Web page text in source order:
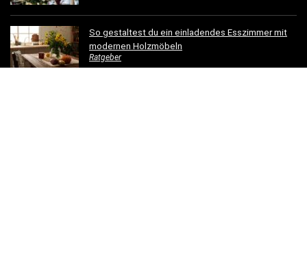
So gestaltest du ein einladendes Esszimmer mit
modernen Holzmöbeln
Ratgeber